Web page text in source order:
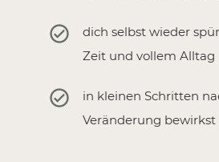
dich selbst wieder
Zeit und vollem Alltag
in kleinen Schritten
Veränderung bewirkst